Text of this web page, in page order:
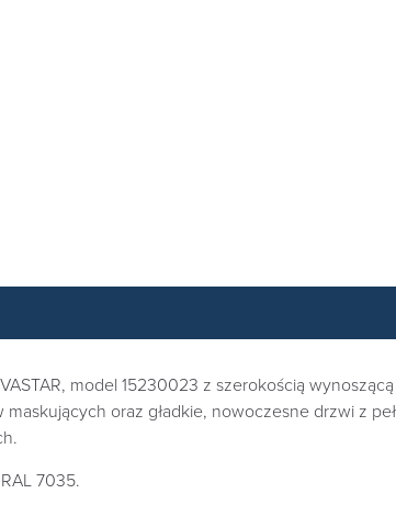
model 15230023 z szerokością
oraz gładkie, nowoczesne drzwi z
7035.